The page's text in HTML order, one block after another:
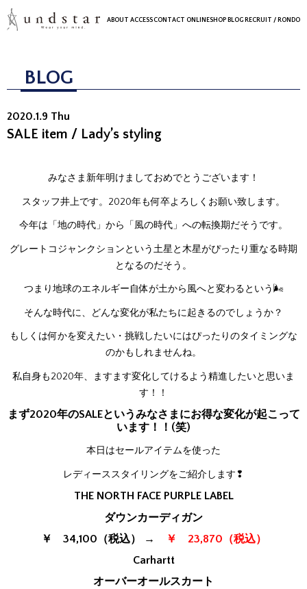
ABOUT ACCESSCONTACT ONLINESHOP BLOG RECRUIT / RONDO
BLOG
2020.1.9 Thu
SALE item / Lady’s styling
みなさま新年明けましておめでとうございます！
スタッフ井上です。2020年も何卒よろしくお願い致します。
今年は「地の時代」から「風の時代」への転換期だそうです。
グレートコジャンクションという土星と木星がぴったり重なる時期
となるのだそう。
つまり地球のエネルギー自体が土から風へと変わるという🌬
そんな時代に、どんな変化が私たちに起きるのでしょうか？
もしくは何かを変えたい・挑戦したいにはぴったりのタイミングな
のかもしれませんね。
私自身も2020年、ますます変化してけるよう精進したいと思いま
す！！
まず2020年のSALEというみなさまにお得な変化が起こって
います！！(笑)
本日はセールアイテムを使った
レディーススタイリングをご紹介します❢
THE NORTH FACE PURPLE LABEL
ダウンカーディガン
￥ 34,100（税込） →
￥ 23,870（税込）
Carhartt
オーバーオールスカート